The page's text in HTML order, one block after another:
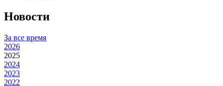
Новости
За все время
2026
2025
2024
2023
2022